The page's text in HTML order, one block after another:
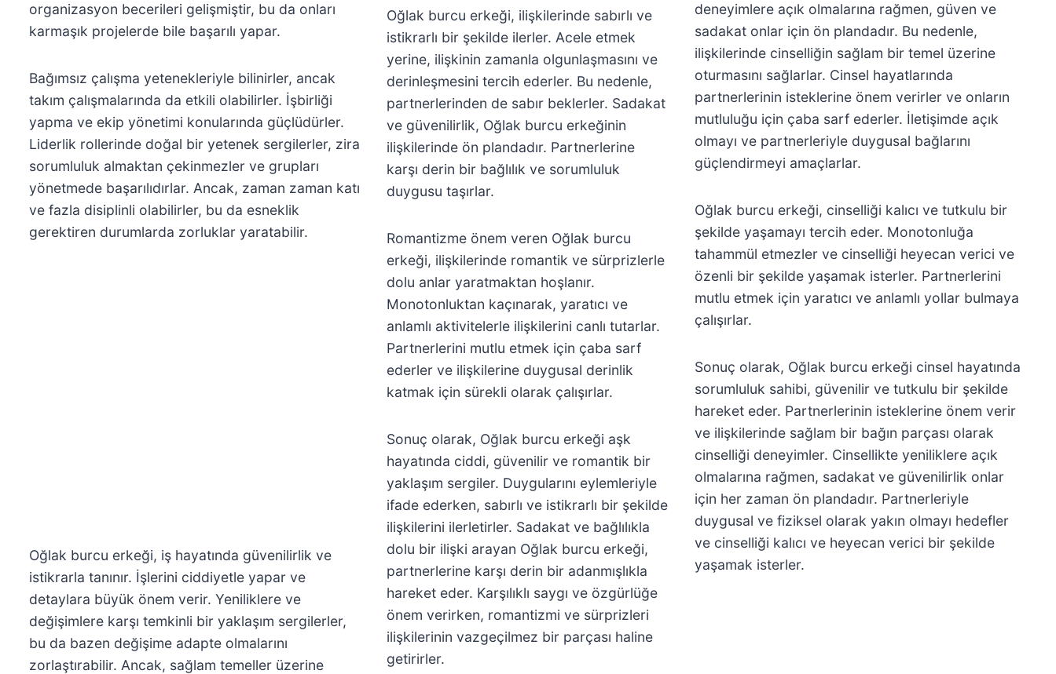
organizasyon becerileri gelişmiştir, bu da onları
karmaşık projelerde bile başarılı yapar.
Bağımsız çalışma yetenekleriyle bilinirler, ancak
takım çalışmalarında da etkili olabilirler. İşbirliği
yapma ve ekip yönetimi konularında güçlüdürler.
Liderlik rollerinde doğal bir yetenek sergilerler, zira
sorumluluk almaktan çekinmezler ve grupları
yönetmede başarılıdırlar. Ancak, zaman zaman katı
ve fazla disiplinli olabilirler, bu da esneklik
gerektiren durumlarda zorluklar yaratabilir.
Oğlak burcu erkeği, iş hayatında güvenilirlik ve
istikrarla tanınır. İşlerini ciddiyetle yapar ve
detaylara büyük önem verir. Yeniliklere ve
değişimlere karşı temkinli bir yaklaşım sergilerler,
bu da bazen değişime adapte olmalarını
zorlaştırabilir. Ancak, sağlam temeller üzerine
Oğlak burcu erkeği, ilişkilerinde sabırlı ve
istikrarlı bir şekilde ilerler. Acele etmek
yerine, ilişkinin zamanla olgunlaşmasını ve
derinleşmesini tercih ederler. Bu nedenle,
partnerlerinden de sabır beklerler. Sadakat
ve güvenilirlik, Oğlak burcu erkeğinin
ilişkilerinde ön plandadır. Partnerlerine
karşı derin bir bağlılık ve sorumluluk
duygusu taşırlar.
Romantizme önem veren Oğlak burcu
erkeği, ilişkilerinde romantik ve sürprizlerle
dolu anlar yaratmaktan hoşlanır.
Monotonluktan kaçınarak, yaratıcı ve
anlamlı aktivitelerle ilişkilerini canlı tutarlar.
Partnerlerini mutlu etmek için çaba sarf
ederler ve ilişkilerine duygusal derinlik
katmak için sürekli olarak çalışırlar.
Sonuç olarak, Oğlak burcu erkeği aşk
hayatında ciddi, güvenilir ve romantik bir
yaklaşım sergiler. Duygularını eylemleriyle
ifade ederken, sabırlı ve istikrarlı bir şekilde
ilişkilerini ilerletirler. Sadakat ve bağlılıkla
dolu bir ilişki arayan Oğlak burcu erkeği,
partnerlerine karşı derin bir adanmışlıkla
hareket eder. Karşılıklı saygı ve özgürlüğe
önem verirken, romantizmi ve sürprizleri
ilişkilerinin vazgeçilmez bir parçası haline
getirirler.
deneyimlere açık olmalarına rağmen, güven ve
sadakat onlar için ön plandadır. Bu nedenle,
ilişkilerinde cinselliğin sağlam bir temel üzerine
oturmasını sağlarlar. Cinsel hayatlarında
partnerlerinin isteklerine önem verirler ve onların
mutluluğu için çaba sarf ederler. İletişimde açık
olmayı ve partnerleriyle duygusal bağlarını
güçlendirmeyi amaçlarlar.
Oğlak burcu erkeği, cinselliği kalıcı ve tutkulu bir
şekilde yaşamayı tercih eder. Monotonluğa
tahammül etmezler ve cinselliği heyecan verici ve
özenli bir şekilde yaşamak isterler. Partnerlerini
mutlu etmek için yaratıcı ve anlamlı yollar bulmaya
çalışırlar.
Sonuç olarak, Oğlak burcu erkeği cinsel hayatında
sorumluluk sahibi, güvenilir ve tutkulu bir şekilde
hareket eder. Partnerlerinin isteklerine önem verir
ve ilişkilerinde sağlam bir bağın parçası olarak
cinselliği deneyimler. Cinsellikte yeniliklere açık
olmalarına rağmen, sadakat ve güvenilirlik onlar
için her zaman ön plandadır. Partnerleriyle
duygusal ve fiziksel olarak yakın olmayı hedefler
ve cinselliği kalıcı ve heyecan verici bir şekilde
yaşamak isterler.